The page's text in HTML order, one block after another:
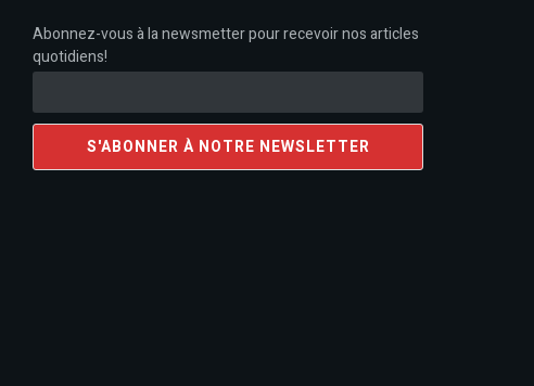
Abonnez-vous à la newsmetter pour recevoir nos articles
quotidiens!